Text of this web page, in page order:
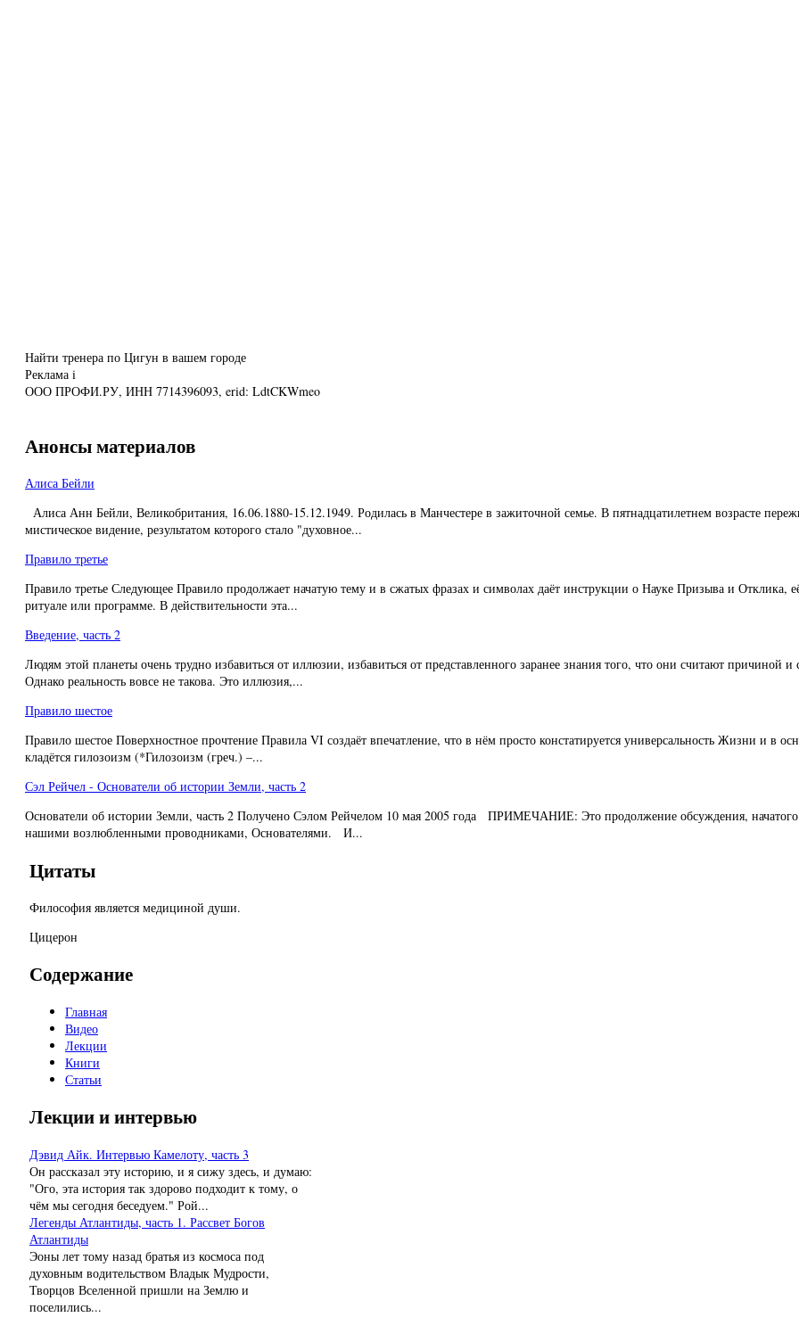
Найти тренера по Цигун в вашем городе
Реклама i
ООО ПРОФИ.РУ, ИНН 7714396093, erid: LdtCKWmeo
Анонсы материалов
Алиса Бейли
Алиса Анн Бейли, Великобритания, 16.06.1880-15.12.1949. Родилась в Манчестере в зажиточной семье. В пятнадцатилетнем возрасте
мистическое видение, результатом которого стало "духовное...
Правило третье
Правило третье Следующее Правило продолжает начатую тему и в сжатых фразах и символах даёт инструкции о Науке Призыва и Отклика,
ритуале или программе. В действительности эта...
Введение, часть 2
Людям этой планеты очень трудно избавиться от иллюзии, избавиться от представленного заранее знания того, что они считают причиной и
Однако реальность вовсе не такова. Это иллюзия,...
Правило шестое
Правило шестое Поверхностное прочтение Правила VI создаёт впечатление, что в нём просто констатируется универсальность Жизни и в
кладётся гилозоизм (*Гилозоизм (греч.) –...
Сэл Рейчел - Основатели об истории Земли, часть 2
Основатели об истории Земли, часть 2 Получено Сэлом Рейчелом 10 мая 2005 года ПРИМЕЧАНИЕ: Это продолжение обсуждения, начатого
нашими возлюбленными проводниками, Основателями. И...
Цитаты
Философия является медициной души.
Цицерон
Содержание
Главная
Видео
Лекции
Книги
Статьи
Лекции и интервью
Дэвид Айк. Интервью Камелоту, часть 3
Он рассказал эту историю, и я сижу здесь, и думаю:
"Ого, эта история так здорово подходит к тому, о
чём мы сегодня беседуем." Рой...
Легенды Атлантиды, часть 1. Рассвет Богов
Атлантиды
Эоны лет тому назад братья из космоса под
духовным водительством Владык Мудрости,
Творцов Вселенной пришли на Землю и
поселились...